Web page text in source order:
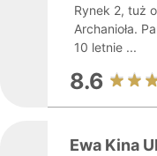
Rynek 2, tuż
Archanioła.
10 letnie ...
8.6
Ewa Kina